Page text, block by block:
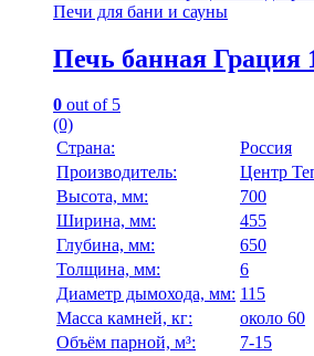
Печи для бани и сауны
Печь банная Грация
0 out of 5
(0)
Страна:
Россия
Производитель:
Центр
Высота, мм:
700
Ширина, мм:
455
Глубина, мм:
650
Толщина, мм:
6
Диаметр дымохода, мм: 115
Масса камней, кг:
около 60
Объём парной, м³:
7-15